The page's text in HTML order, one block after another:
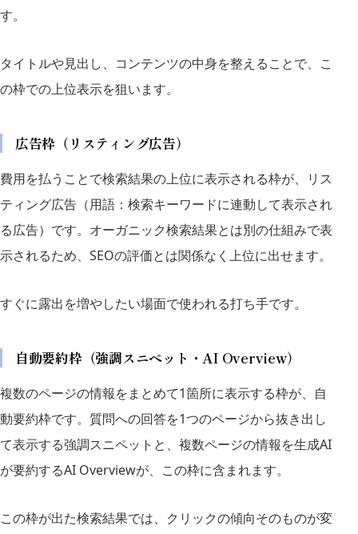
す。
タイトルや見出し、コンテンツの中身を整えることで、こ
の枠での上位表示を狙います。
広告枠（リスティング広告）
費用を払うことで検索結果の上位に表示される枠が、リス
ティング広告（用語：検索キーワードに連動して表示され
る広告）です。オーガニック検索結果とは別の仕組みで表
示されるため、SEOの評価とは関係なく上位に出せます。
すぐに露出を増やしたい場面で使われる打ち手です。
自動要約枠（強調スニペット・AI Overview）
複数のページの情報をまとめて1箇所に表示する枠が、自
動要約枠です。質問への回答を1つのページから抜き出し
て表示する強調スニペットと、複数ページの情報を生成AI
が要約するAI Overviewが、この枠に含まれます。
この枠が出た検索結果では、クリックの傾向そのものが変